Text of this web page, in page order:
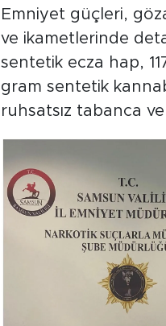
Emniyet güçleri,
ve ikametlerinde
sentetik ecza hap,
gram sentetik
ruhsatsız tabanca